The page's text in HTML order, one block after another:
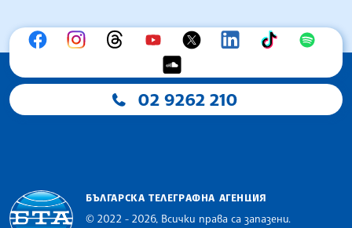
02 9262 210
БЪЛГАРСКА ТЕЛЕГРАФНА АГЕНЦИЯ
© 2022 - 2026, Всички права са запазени.